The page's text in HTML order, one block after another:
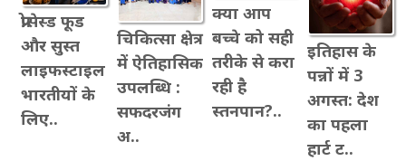
प्रोसेस्ड फूड
और सुस्त
लाइफस्टाइल
भारतीयों के
लिए..
चिकित्सा क्षेत्र
में ऐतिहासिक
उपलब्धि :
सफदरजंग
अ..
क्या आप
बच्चे को सही
तरीके से करा
रही है
स्तनपान?..
इतिहास के
पन्नों में 3
अगस्त: देश
का पहला
हार्ट ट..